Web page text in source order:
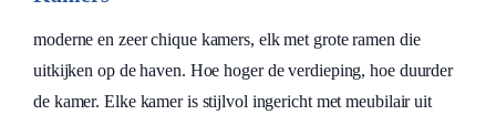
moderne en zeer chique kamers, elk met grote ramen die
uitkijken op de haven. Hoe hoger de verdieping, hoe duurder
de kamer. Elke kamer is stijlvol ingericht met meubilair uit